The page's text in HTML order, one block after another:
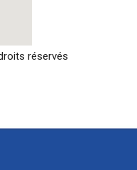
réservés